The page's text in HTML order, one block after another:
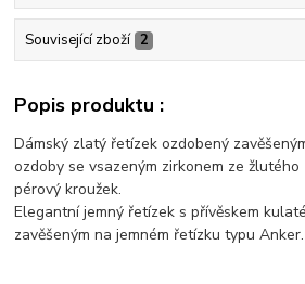
Související zboží 2
Popis produktu :
Dámský zlatý řetízek ozdobený
ozdoby se vsazeným zirkonem ze
pérový kroužek.
Elegantní jemný řetízek s přívěskem
zavěšeným na jemném řetízku typu Anker.